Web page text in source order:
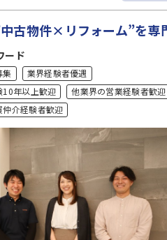
古物件×リフォーム”を専
ード
集
業界経験者優遇
10年以上歓迎
他業界の営業経験者歓迎
仲介経験者歓迎